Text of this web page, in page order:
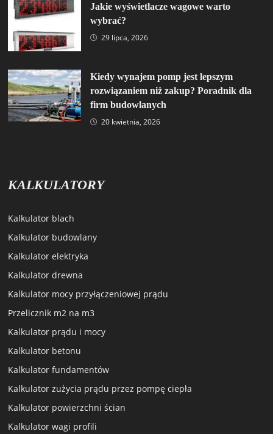
Jakie wyświetlacze wagowe warto
wybrać?
29 lipca, 2026
Kiedy wynajem pomp jest lepszym
rozwiązaniem niż zakup? Poradnik dla
firm budowlanych
20 kwietnia, 2026
KALKULATORY
Kalkulator blach
Kalkulator budowlany
Kalkulator elektryka
Kalkulator drewna
Kalkulator mocy przyłączeniowej prądu
Przelicznik m2 na m3
Kalkulator prądu i mocy
Kalkulator betonu
Kalkulator fundamentów
Kalkulator zużycia prądu przez pompę ciepła
Kalkulator powierzchni ścian
Kalkulator wagi profili